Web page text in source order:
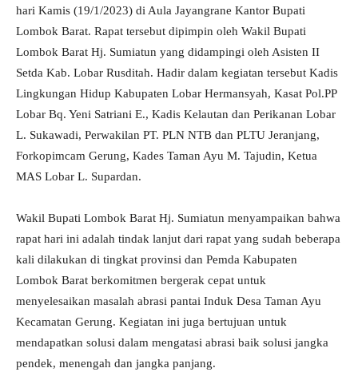
hari Kamis (19/1/2023) di Aula Jayangrane Kantor Bupati
Lombok Barat. Rapat tersebut dipimpin oleh Wakil Bupati
Lombok Barat Hj. Sumiatun yang didampingi oleh Asisten II
Setda Kab. Lobar Rusditah. Hadir dalam kegiatan tersebut Kadis
Lingkungan Hidup Kabupaten Lobar Hermansyah, Kasat Pol.PP
Lobar Bq. Yeni Satriani E., Kadis Kelautan dan Perikanan Lobar
L. Sukawadi, Perwakilan PT. PLN NTB dan PLTU Jeranjang,
Forkopimcam Gerung, Kades Taman Ayu M. Tajudin, Ketua
MAS Lobar L. Supardan.
Wakil Bupati Lombok Barat Hj. Sumiatun menyampaikan bahwa
rapat hari ini adalah tindak lanjut dari rapat yang sudah beberapa
kali dilakukan di tingkat provinsi dan Pemda Kabupaten
Lombok Barat berkomitmen bergerak cepat untuk
menyelesaikan masalah abrasi pantai Induk Desa Taman Ayu
Kecamatan Gerung. Kegiatan ini juga bertujuan untuk
mendapatkan solusi dalam mengatasi abrasi baik solusi jangka
pendek, menengah dan jangka panjang.